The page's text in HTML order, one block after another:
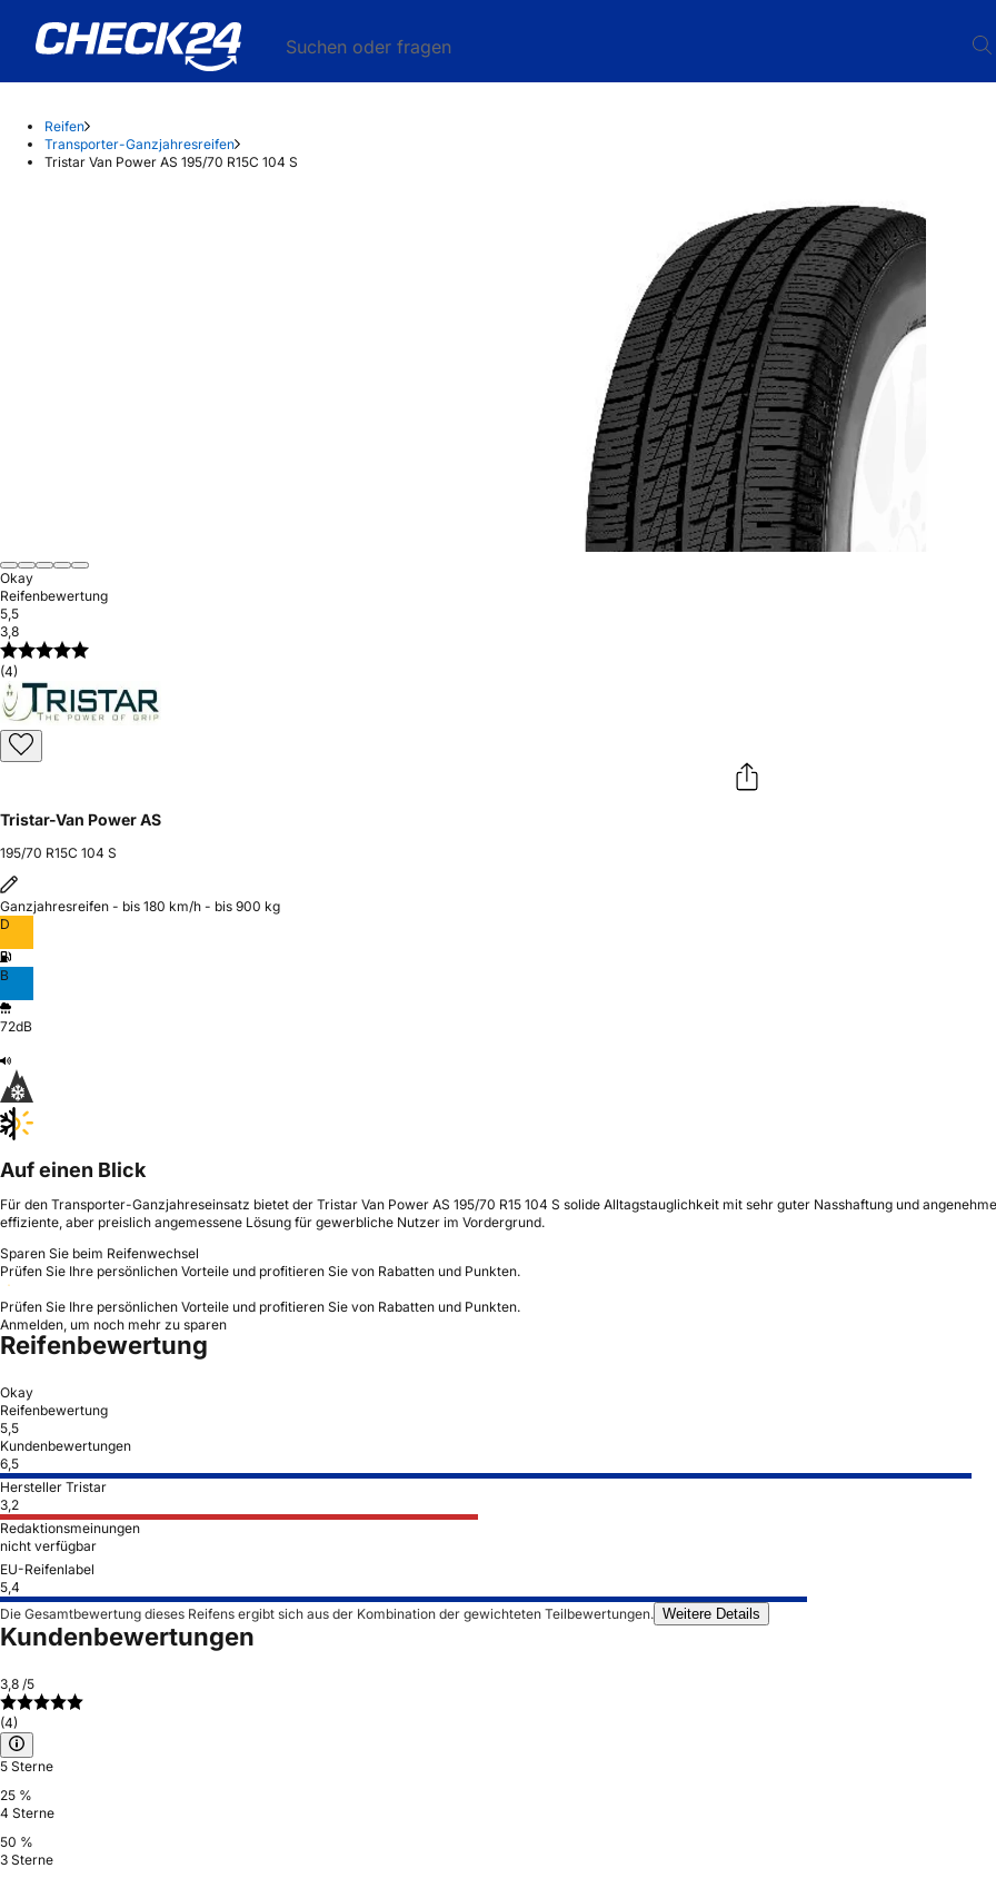
Suchen oder fragen
Reifen
Transporter-Ganzjahresreifen
Tristar Van Power AS 195/70 R15C 104 S
Okay
Reifenbewertung
5,5
3,8
(4)
Tristar-Van Power AS
195/70 R15C 104 S
Ganzjahresreifen - bis 180 km/h - bis 900 kg
D
B
72dB
Auf einen Blick
Für den Transporter-Ganzjahreseinsatz bietet der Tristar Van Power AS 195/70 R15 104 S solide Alltagstauglichkeit mit sehr guter Nasshaftung und
effiziente, aber preislich angemessene Lösung für gewerbliche Nutzer im Vordergrund.
Sparen Sie beim Reifenwechsel
Prüfen Sie Ihre persönlichen Vorteile und profitieren Sie von Rabatten und Punkten.
Prüfen Sie Ihre persönlichen Vorteile und profitieren Sie von Rabatten und Punkten.
Anmelden, um noch mehr zu sparen
Reifenbewertung
Okay
Reifenbewertung
5,5
Kundenbewertungen
6,5
Hersteller Tristar
3,2
Redaktionsmeinungen
nicht verfügbar
EU-Reifenlabel
5,4
Die Gesamtbewertung dieses Reifens ergibt sich aus der Kombination der gewichteten Teilbewertungen. Weitere Details
Kundenbewertungen
3,8 /5
(4)
5 Sterne
25 %
4 Sterne
50 %
3 Sterne